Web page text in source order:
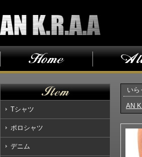
Tシャツ
ポロシャツ
デニム
い
AN